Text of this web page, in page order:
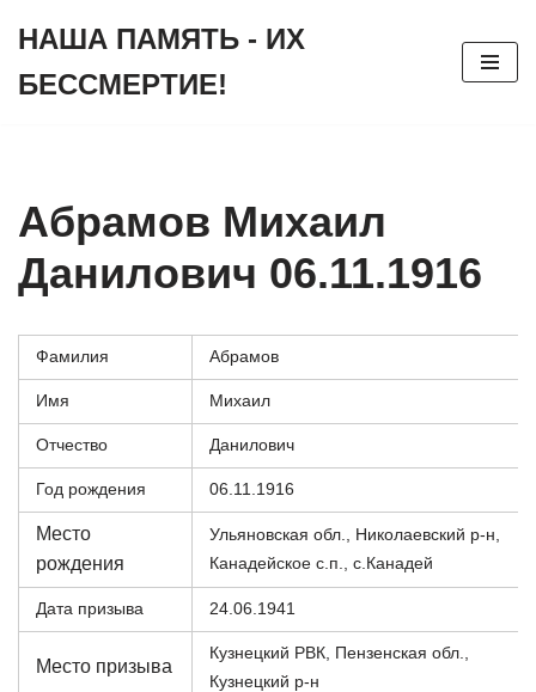
к
НАША ПАМЯТЬ - ИХ
БЕССМЕРТИЕ!
Абрамов Михаил
Данилович 06.11.1916
Фамилия Абрамов
Имя Михаил
Отчество Данилович
Год рождения 06.11.1916
Место
рождения
Ульяновская обл., Николаевский р-н,
Канадейское с.п., с.Канадей
Дата призыва 24.06.1941
Место призыва
Кузнецкий РВК, Пензенская обл.,
Кузнецкий р-н